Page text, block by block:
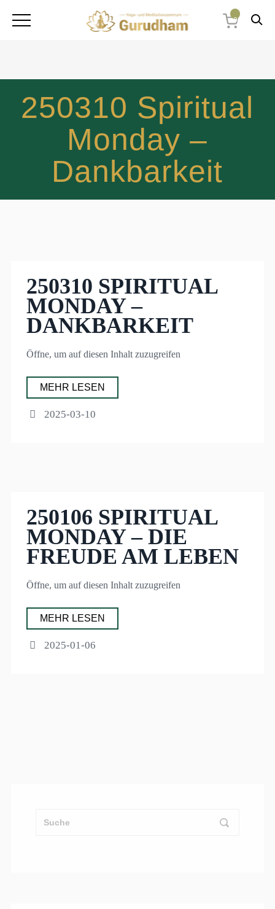
0
250310 Spiritual
Monday –
Dankbarkeit
250310 SPIRITUAL
MONDAY –
DANKBARKEIT
Öffne, um auf diesen Inhalt zuzugreifen
MEHR LESEN
2025-03-10
250106 SPIRITUAL
MONDAY – DIE
FREUDE AM LEBEN
Öffne, um auf diesen Inhalt zuzugreifen
MEHR LESEN
2025-01-06